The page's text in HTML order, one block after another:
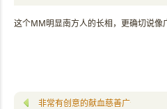
这个MM明显南方人的长相，更确切说像
非常有创意的献血慈善广告